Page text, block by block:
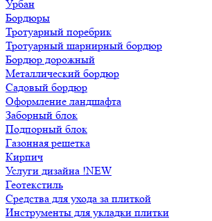
Урбан
Бордюры
Тротуарный поребрик
Тротуарный шарнирный бордюр
Бордюр дорожный
Металлический бордюр
Садовый бордюр
Оформление ландшафта
Заборный блок
Подпорный блок
Газонная решетка
Кирпич
Услуги дизайна !NEW
Геотекстиль
Средства для ухода за плиткой
Инструменты для укладки плитки